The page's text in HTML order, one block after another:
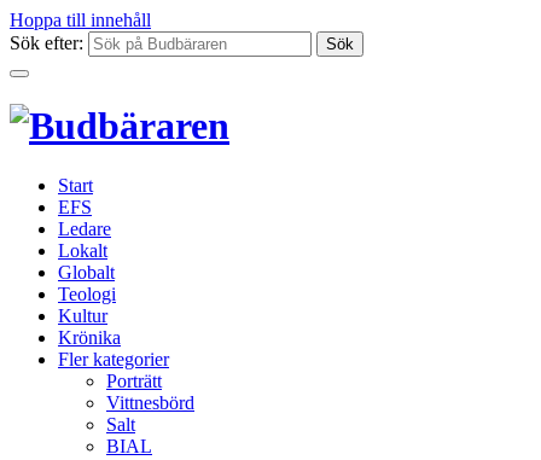
Hoppa till innehåll
Sök efter:
Start
EFS
Ledare
Lokalt
Globalt
Teologi
Kultur
Krönika
Fler kategorier
Porträtt
Vittnesbörd
Salt
BIAL